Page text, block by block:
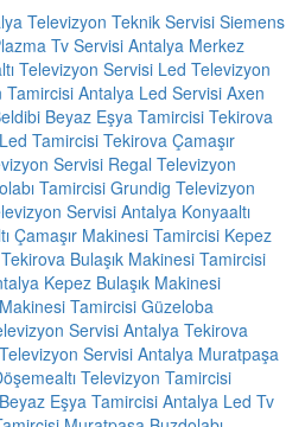
Televizyon Teknik Servisi Siemens
Tv ServisiAntalya Merkez
Televizyon Servisi Led Televizyon
Tamircisi Antalya Led Servisi Axen
Beyaz Eşya Tamircisi Tekirova
Tamircisi Tekirova Çamaşır
Servisi Regal Televizyon
TamircisiGrundig Televizyon
Servisi Antalya Konyaaltı
Çamaşır Makinesi Tamircisi Kepez
Tekirova Bulaşık Makinesi Tamircisi
Kepez Bulaşık Makinesi
Tamircisi Güzeloba
Servisi Antalya Tekirova
Servisi Antalya Muratpaşa
Televizyon Tamircisi
Eşya TamircisiAntalya Led Tv